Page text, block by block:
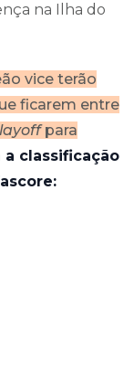
na Ilha do
vice terão
ficarem entre
para
a classificação